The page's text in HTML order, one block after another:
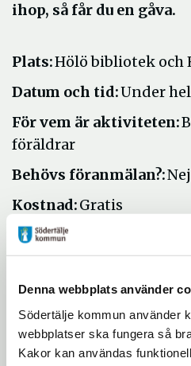
Denna webbplats använder
Södertälje kommun använder
webbplatser ska fungera så
Kakor kan användas
ihop, så får du en gåva.
Plats:Hölö bibliotek och
Datum och tid:Under
För vem är aktiviteten:
föräldrar
Behövs föranmälan?:Nej
Kostnad:Gratis
Om aktiviteten
funktionsnedsättning:
Kontaktuppgifter vid
aktiviteten:
Övrig information till